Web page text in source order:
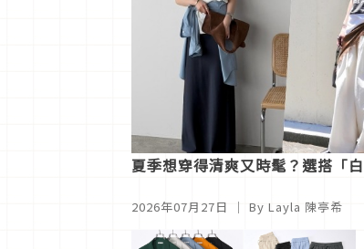
夏季想穿得清爽又時髦？選搭「
2026年07月27日 ｜ By Layla 陳亭希